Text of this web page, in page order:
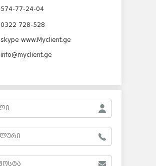
574-77-24-04
0322 728-528
skype www.Myclient.ge
info@myclient.ge